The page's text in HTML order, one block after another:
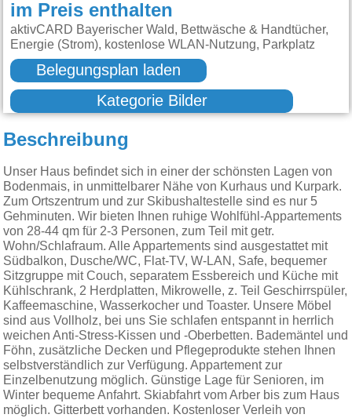
im Preis enthalten
aktivCARD Bayerischer Wald, Bettwäsche & Handtücher,
Energie (Strom), kostenlose WLAN-Nutzung, Parkplatz
Belegungsplan laden
Kategorie Bilder
Beschreibung
Unser Haus befindet sich in einer der schönsten Lagen von
Bodenmais, in unmittelbarer Nähe von Kurhaus und Kurpark.
Zum Ortszentrum und zur Skibushaltestelle sind es nur 5
Gehminuten. Wir bieten Ihnen ruhige Wohlfühl-Appartements
von 28-44 qm für 2-3 Personen, zum Teil mit getr.
Wohn/Schlafraum. Alle Appartements sind ausgestattet mit
Südbalkon, Dusche/WC, Flat-TV, W-LAN, Safe, bequemer
Sitzgruppe mit Couch, separatem Essbereich und Küche mit
Kühlschrank, 2 Herdplatten, Mikrowelle, z. Teil Geschirrspüler,
Kaffeemaschine, Wasserkocher und Toaster. Unsere Möbel
sind aus Vollholz, bei uns Sie schlafen entspannt in herrlich
weichen Anti-Stress-Kissen und -Oberbetten. Bademäntel und
Föhn, zusätzliche Decken und Pflegeprodukte stehen Ihnen
selbstverständlich zur Verfügung. Appartement zur
Einzelbenutzung möglich. Günstige Lage für Senioren, im
Winter bequeme Anfahrt. Skiabfahrt vom Arber bis zum Haus
möglich. Gitterbett vorhanden. Kostenloser Verleih von